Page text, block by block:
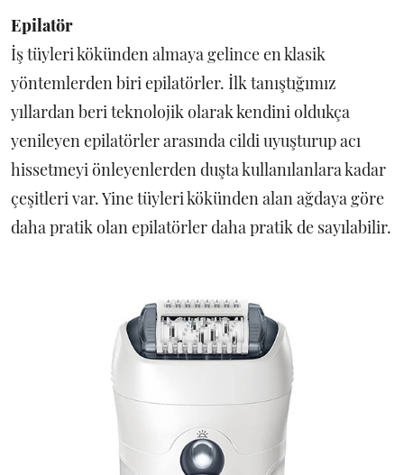
Epilatör
İş tüyleri kökünden almaya gelince en klasik
yöntemlerden biri epilatörler. İlk tanıştığımız
yıllardan beri teknolojik olarak kendini oldukça
yenileyen epilatörler arasında cildi uyuşturup acı
hissetmeyi önleyenlerden duşta kullanılanlara kadar
çeşitleri var. Yine tüyleri kökünden alan ağdaya göre
daha pratik olan epilatörler daha pratik de sayılabilir.